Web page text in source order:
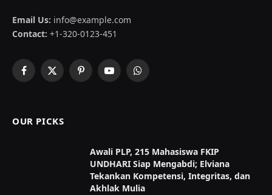
Email Us: info@example.com
Contact: +1-320-0123-451
Facebook
X
PinterestYouTubeWhatsApp
OUR PICKS
Awali PLP, 215 Mahasiswa FKIP
UNDHARI Siap Mengabdi; Elviana
Tekankan Kompetensi, Integritas, dan
Akhlak Mulia